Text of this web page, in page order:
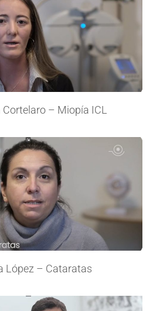
– Miopía ICL
López – Cataratas